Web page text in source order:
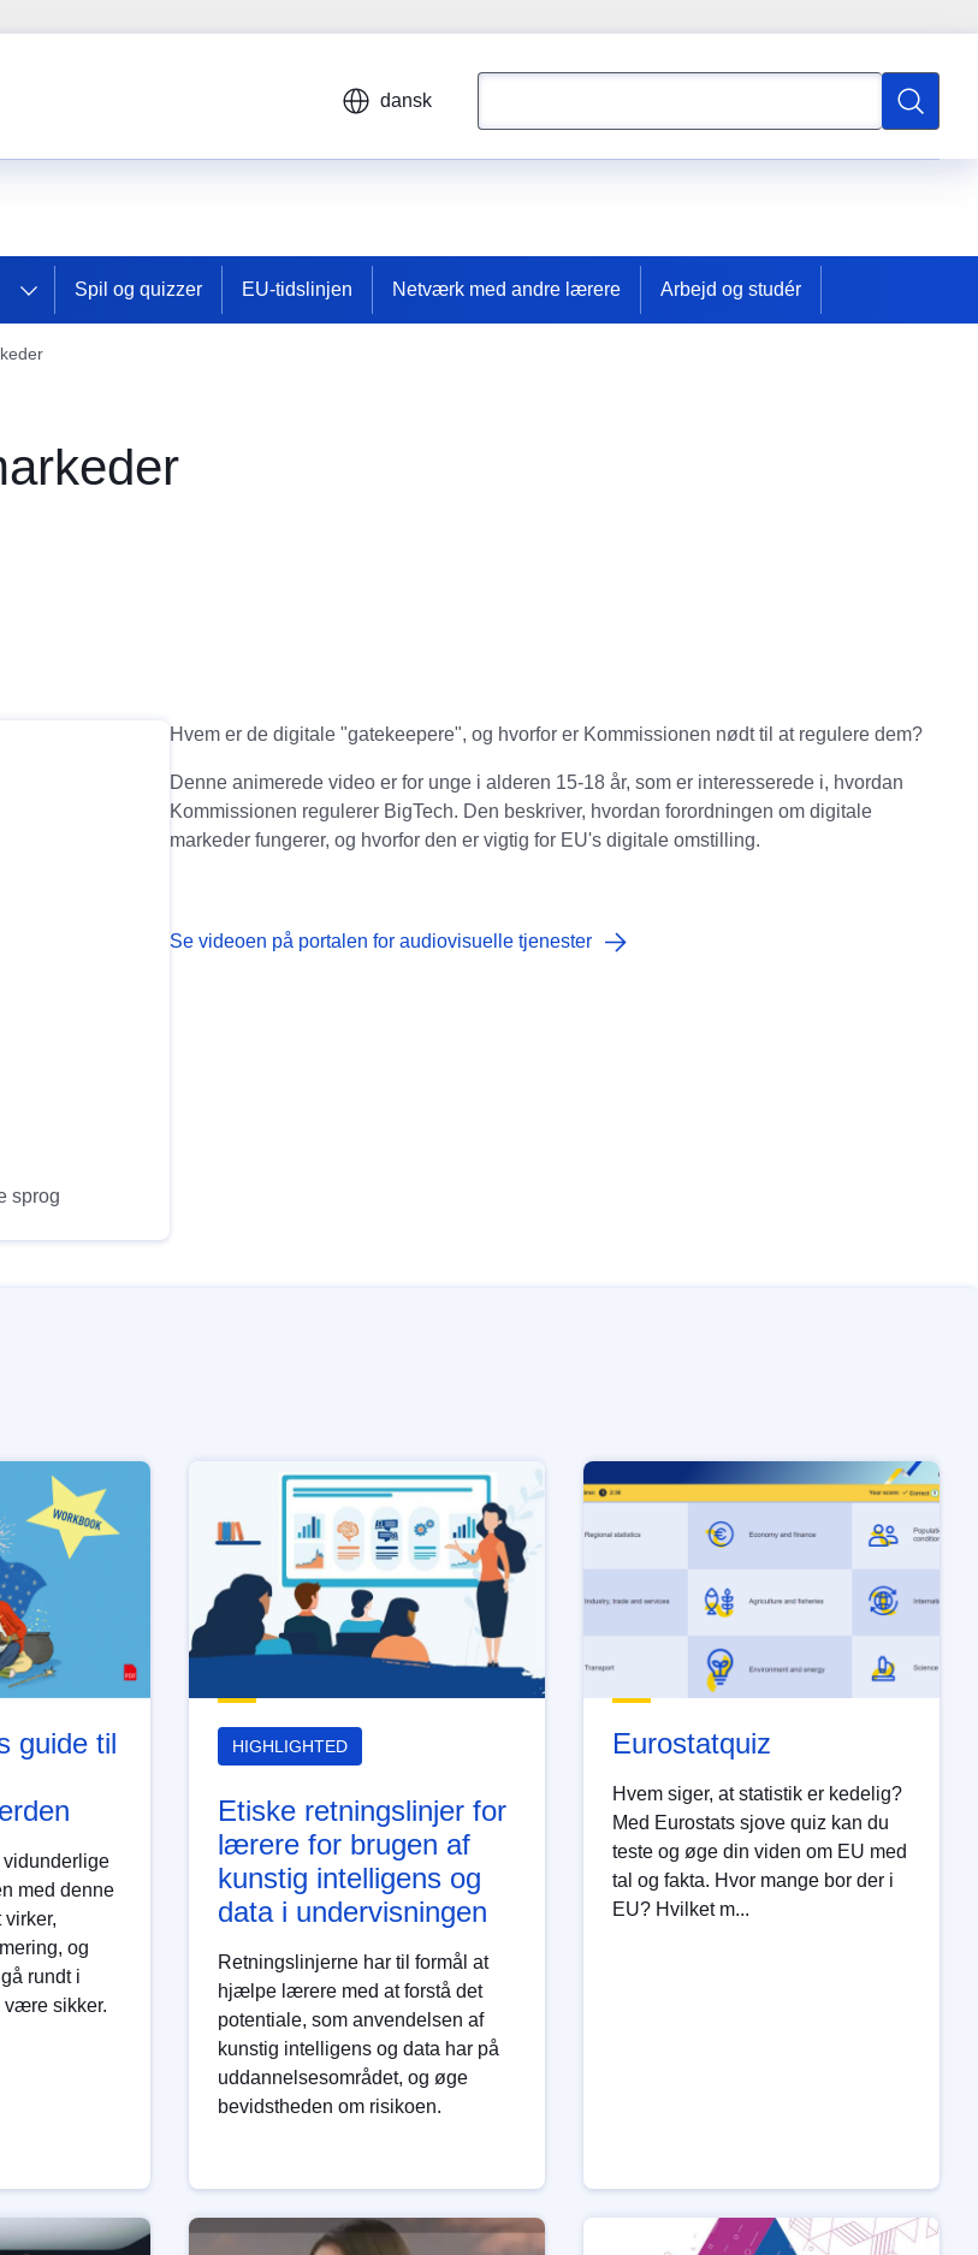
dansk
Søgning
Spil og quizzer EU-tidslinjen Netværk med andre lærere Arbejd og studér
Hvem er de digitale "gatekeepere", og hvorfor er Kommissionen nødt til at regulere dem?
Denne animerede video er for unge i alderen 15-18 år, som er interesserede i, hvordan
Kommissionen regulerer BigTech. Den beskriver, hvordan forordningen om digitale
markeder fungerer, og hvorfor den er vigtig for EU's digitale omstilling.
Se videoen på portalen for audiovisuelle tjenester
sprog
guide til
vidunderlige
med denne
og
rundt i
være sikker.
HIGHLIGHTED
Etiske retningslinjer for
lærere for brugen af
kunstig intelligens og
data i undervisningen
Retningslinjerne har til formål at
hjælpe lærere med at forstå det
potentiale, som anvendelsen af
kunstig intelligens og data har på
uddannelsesområdet, og øge
bevidstheden om risikoen.
Eurostatquiz
Hvem siger, at statistik er kedelig?
Med Eurostats sjove quiz kan du
teste og øge din viden om EU med
tal og fakta. Hvor mange bor der i
EU? Hvilket m...